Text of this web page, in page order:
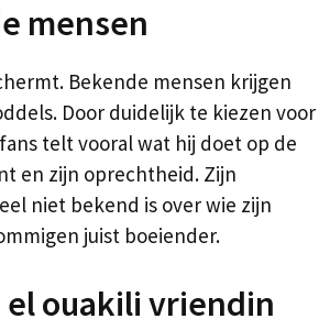
mensen
Bekende mensen krijgen
Door duidelijk te kiezen voor
telt vooral wat hij doet op de
en zijn oprechtheid. Zijn
niet bekend is over wie zijn
juist boeiender.
el ouakili vriendin